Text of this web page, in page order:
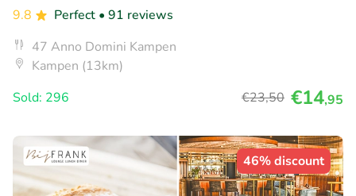
9.8
Perfect • 91 reviews
47 Anno Domini Kampen
Kampen (13km)
Sold: 296
€23,50 €14,95
46% discount